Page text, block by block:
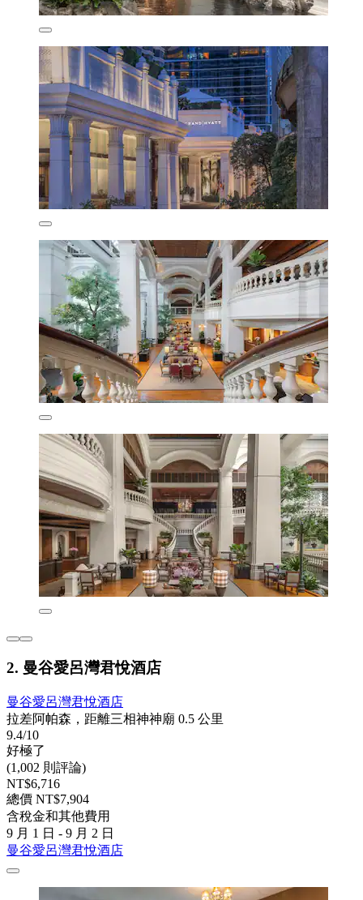
2. 曼谷愛呂灣君悅酒店
曼谷愛呂灣君悅酒店
拉差阿帕森，距離三相神神廟 0.5 公里
9.4/10
好極了
(1,002 則評論)
NT$6,716
總價 NT$7,904
含稅金和其他費用
9 月 1 日 - 9 月 2 日
曼谷愛呂灣君悅酒店